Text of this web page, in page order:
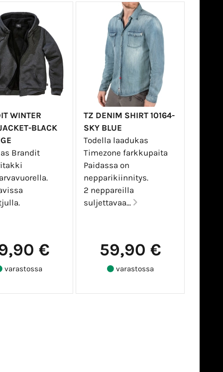
WINTER
BLACK
Brandit
€
varastossa
TZ DENIM SHIRT 10164-
SKY BLUE
Todella laadukas
Timezone farkkupaita
Paidassa on
nepparikiinnitys.
2 neppareilla
suljettavaa...
59,90 €
varastossa